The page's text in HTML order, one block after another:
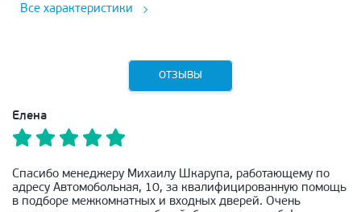
Все характеристики
ОТЗЫВЫ
Елена
Спасибо менеджеру Михаилу Шкарупа, работающему по
адресу Автомобольная, 10, за квалифицированную помощь
в подборе межкомнатных и входных дверей. Очень